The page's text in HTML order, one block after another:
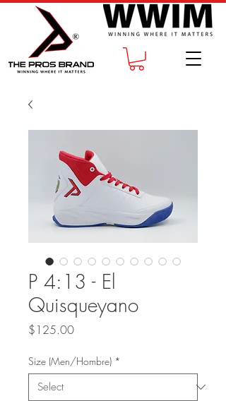
P 4:13 - El
Quisqueyano
$125.00Price
Size (Men/Hombre) *